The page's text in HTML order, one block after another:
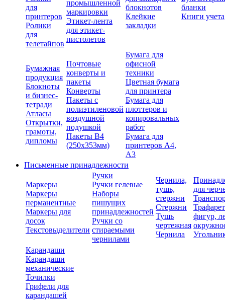
для
принтеров
Ролики
для
телетайпов
промышленной
маркировки
Этикет-лента
для этикет-
пистолетов
блокнотов
Клейкие
закладки
бланки
Книги учета
Бумажная
продукция
Блокноты
и бизнес-
тетради
Атласы
Открытки,
грамоты,
дипломы
Почтовые
конверты и
пакеты
Конверты
Пакеты с
полиэтиленовой
воздушной
подушкой
Пакеты В4
(250х353мм)
Бумага для
офисной
техники
Цветная бумага
для принтера
Бумага для
плоттеров и
копировальных
работ
Бумага для
принтеров А4,
А3
Письменные принадлежности
Маркеры
Маркеры
перманентные
Маркеры для
досок
Текстовыделители
Ручки
Ручки гелевые
Наборы
пишущих
принадлежностей
Ручки со
стираемыми
чернилами
Чернила,
тушь,
стержни
Стержни
Тушь
чертежная
Чернила
для
фигур,
Карандаши
Карандаши
механические
Точилки
Грифели для
карандашей